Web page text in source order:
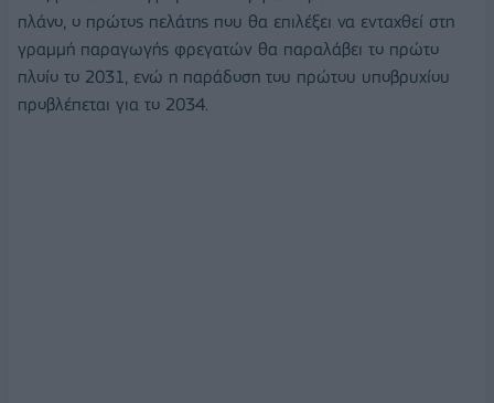
πλάνο, ο πρώτος πελάτης που θα επιλέξει να ενταχθεί στη
γραμμή παραγωγής φρεγατών θα παραλάβει το πρώτο
πλοίο το 2031, ενώ η παράδοση του πρώτου υποβρυχίου
προβλέπεται για το 2034.